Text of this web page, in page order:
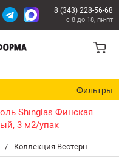
/ Коллекция Вестерн
8 (343) 228-56-68
с 8 до 18, пн-пт
Фильтры